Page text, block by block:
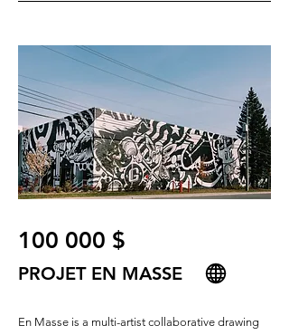
100 000 $
PROJET EN MASSE
En Masse is a multi-artist collaborative drawing